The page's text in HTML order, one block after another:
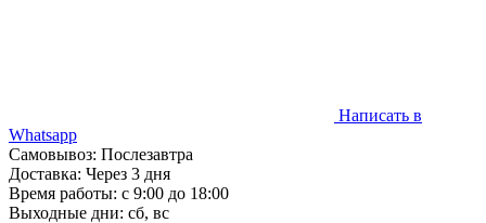
Написать в
Whatsapp
Самовывоз: Послезавтра
Доставка: Через 3 дня
Время работы: с 9:00 до 18:00
Выходные дни: сб, вс